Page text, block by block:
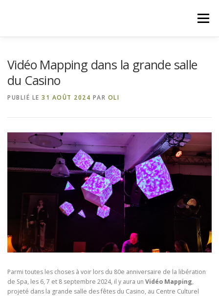
Menu
Vidéo Mapping dans la grande salle
du Casino
PUBLIÉ LE 31 AOÛT 2024 PAR OLI
Parmi toutes les choses à voir lors du 80e anniversaire de la libération
de Spa, les 6, 7 et 8 septembre 2024, il y aura un Vidéo Mapping,
projeté dans la grande salle des fêtes du Casino, au Centre Culturel